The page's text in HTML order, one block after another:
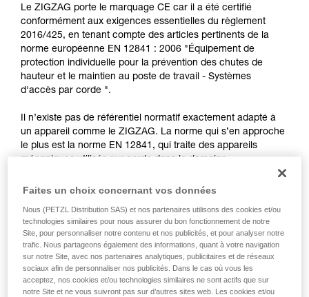
Maîtriser ces techniques nécessite une
formation et un entraînement spécifique. Validez
avec un professionnel votre capacité à refaire
la manipulation, seul, en toute sécurité, avant
de la reproduire en autonomie.
Nous donnons des exemples de techniques
liées à votre activité. Il peut en exister d’autres
Le ZIGZAG porte le marquage CE car il a été certifié
conformément aux exigences essentielles du règlement
2016/425, en tenant compte des articles pertinents de la
norme européenne EN 12841 : 2006 "Équipement de
protection individuelle pour la prévention des chutes de
hauteur et le maintien au poste de travail - Systèmes
d'accès par corde ".
Il n’existe pas de référentiel normatif exactement adapté à
un appareil comme le ZIGZAG. La norme qui s’en approche
le plus est la norme EN 12841, qui traite des appareils
mécaniques utilisés sur corde dans le domaine
réglage de corde: type A pour les appareils de contre-
descendeurs.
Les fonctions du ZIGZAG correspondent simultanément aux
types B (bloqueurs) et C (descendeurs), encadrés par la
norme EN 12841. L’organisme certificateur a donc retenu
les tests les plus pertinents de cette norme pour valider le
ZIGZAG.
Faites un choix concernant vos données
Nous (PETZL Distribution SAS) et nos partenaires utilisons des cookies et/ou
technologies similaires pour nous assurer du bon fonctionnement de notre
Site, pour personnaliser notre contenu et nos publicités, et pour analyser notre
trafic. Nous partageons également des informations, quant à votre navigation
sur notre Site, avec nos partenaires analytiques, publicitaires et de réseaux
sociaux afin de personnaliser nos publicités. Dans le cas où vous les
acceptez, nos cookies et/ou technologies similaires ne sont actifs que sur
notre Site et ne vous suivront pas sur d’autres sites web. Les cookies et/ou